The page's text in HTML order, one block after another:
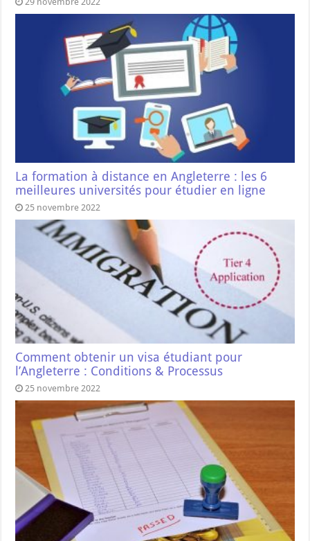
La formation à distance en Angleterre : les 6
meilleures universités pour étudier en ligne
25 novembre 2022
Comment obtenir un visa étudiant pour
l’Angleterre : Conditions & Processus
25 novembre 2022